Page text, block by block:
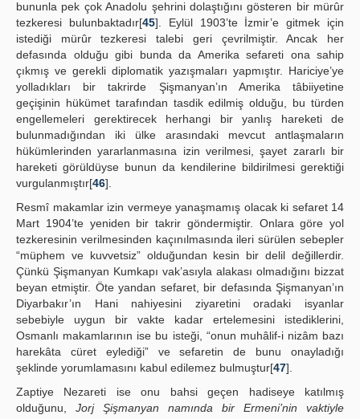
bununla pek çok Anadolu şehrini dolaştığını gösteren bir mürûr
tezkeresi bulunbaktadır[45]. Eylül 1903’te İzmir’e gitmek için
istediği mürûr tezkeresi talebi geri çevrilmiştir. Ancak her
defasında olduğu gibi bunda da Amerika sefareti ona sahip
çıkmış ve gerekli diplomatik yazışmaları yapmıştır. Hariciye’ye
yolladıkları bir takrirde Şişmanyan’ın Amerika tâbiiyetine
geçişinin hükümet tarafından tasdik edilmiş olduğu, bu türden
engellemeleri gerektirecek herhangi bir yanlış hareketi de
bulunmadığından iki ülke arasındaki mevcut antlaşmaların
hükümlerinden yararlanmasına izin verilmesi, şayet zararlı bir
hareketi görüldüyse bunun da kendilerine bildirilmesi gerektiği
vurgulanmıştır[46].
Resmî makamlar izin vermeye yanaşmamış olacak ki sefaret 14
Mart 1904’te yeniden bir takrir göndermiştir. Onlara göre yol
tezkeresinin verilmesinden kaçınılmasında ileri sürülen sebepler
“müphem ve kuvvetsiz” olduğundan kesin bir delil değillerdir.
Çünkü Şişmanyan Kumkapı vak’asıyla alakası olmadığını bizzat
beyan etmiştir. Öte yandan sefaret, bir defasında Şişmanyan’ın
Diyarbakır’ın Hani nahiyesini ziyaretini oradaki isyanlar
sebebiyle uygun bir vakte kadar ertelemesini istediklerini,
Osmanlı makamlarının ise bu isteği, “onun muhâlif-i nizâm bazı
harekâta cüret eylediği” ve sefaretin de bunu onayladığı
şeklinde yorumlamasını kabul edilemez bulmuştur[47].
Zaptiye Nezareti ise onu bahsi geçen hadiseye katılmış
olduğunu, Jorj Şişmanyan namında bir Ermeni’nin vaktiyle